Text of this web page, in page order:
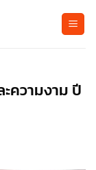
ความงาม ปี